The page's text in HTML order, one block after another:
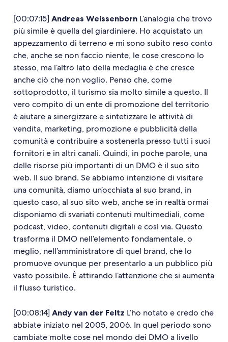
[00:07:15] Andreas Weissenborn L’analogia che trovo
più simile è quella del giardiniere. Ho acquistato un
appezzamento di terreno e mi sono subito reso conto
che, anche se non faccio niente, le cose crescono lo
stesso, ma l’altro lato della medaglia è che cresce
anche ciò che non voglio. Penso che, come
sottoprodotto, il turismo sia molto simile a questo. Il
vero compito di un ente di promozione del territorio
è aiutare a sinergizzare e sintetizzare le attività di
vendita, marketing, promozione e pubblicità della
comunità e contribuire a sostenerla presso tutti i suoi
fornitori e in altri canali. Quindi, in poche parole, una
delle risorse più importanti di un DMO è il suo sito
web. Il suo brand. Se abbiamo intenzione di visitare
una comunità, diamo un’occhiata al suo brand, in
questo caso, al suo sito web, anche se in realtà ormai
disponiamo di svariati contenuti multimediali, come
podcast, video, contenuti digitali e così via. Questo
trasforma il DMO nell’elemento fondamentale, o
meglio, nell’amministratore di quel brand, che lo
promuove ovunque per presentarlo a un pubblico più
vasto possibile. È attirando l’attenzione che si aumenta
il flusso turistico.
[00:08:14] Andy van der Feltz L’ho notato e credo che
abbiate iniziato nel 2005, 2006. In quel periodo sono
cambiate molte cose nel mondo dei DMO a livello